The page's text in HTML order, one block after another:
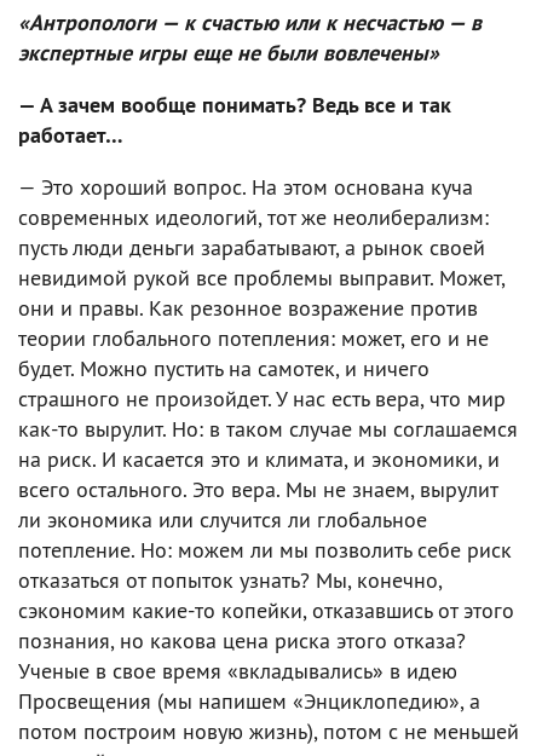
«Антропологи — к счастью или к несчастью — в
экспертные игры еще не были вовлечены»
— А зачем вообще понимать? Ведь все и так
работает…
— Это хороший вопрос. На этом основана куча
современных идеологий, тот же неолиберализм:
пусть люди деньги зарабатывают, а рынок своей
невидимой рукой все проблемы выправит. Может,
они и правы. Как резонное возражение против
теории глобального потепления: может, его и не
будет. Можно пустить на самотек, и ничего
страшного не произойдет. У нас есть вера, что мир
как-то вырулит. Но: в таком случае мы соглашаемся
на риск. И касается это и климата, и экономики, и
всего остального. Это вера. Мы не знаем, вырулит
ли экономика или случится ли глобальное
потепление. Но: можем ли мы позволить себе риск
отказаться от попыток узнать? Мы, конечно,
сэкономим какие-то копейки, отказавшись от этого
познания, но какова цена риска этого отказа?
Ученые в свое время «вкладывались» в идею
Просвещения (мы напишем «Энциклопедию», а
потом построим новую жизнь), потом с не меньшей